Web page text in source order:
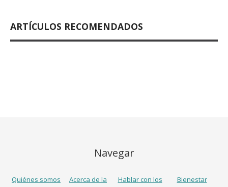
ARTÍCULOS RECOMENDADOS
Navegar
Quiénes somos
Acerca de la
Hablar con los
Bienestar